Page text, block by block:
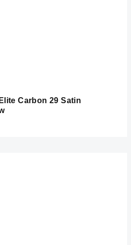
Carbon 29 Satin